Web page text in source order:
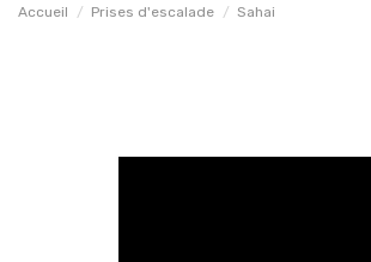
Accueil Prises d'escalade Sahai